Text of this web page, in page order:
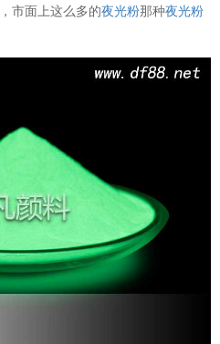
，市面上这么多的夜光粉那种夜光粉